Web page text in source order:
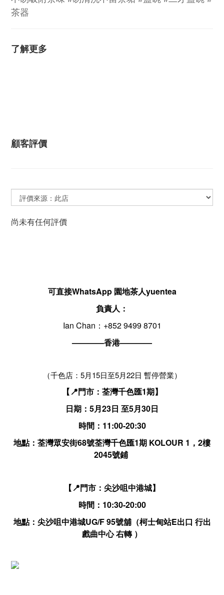
茶器
了解更多
顧客評價
尚未有任何評價
可直接WhatsApp 園地茶人yuentea
負責人：
Ian Chan：+852 9499 8701
————香港————
（千色店：5月15日至5月22日 暫停營業）
【📍門市：荃灣千色匯1期】
日期：5月23日 至5月30日
時間：11:00-20:30
地點：荃灣眾安街68號荃灣千色匯1期 KOLOUR 1，2樓
2045號鋪
【📍門市：尖沙咀中港城】
時間：10:30-20:00
地點：尖沙咀中港城UG/F 95號舖（柯士甸站E出口 行出
戲曲中心 右轉 ）